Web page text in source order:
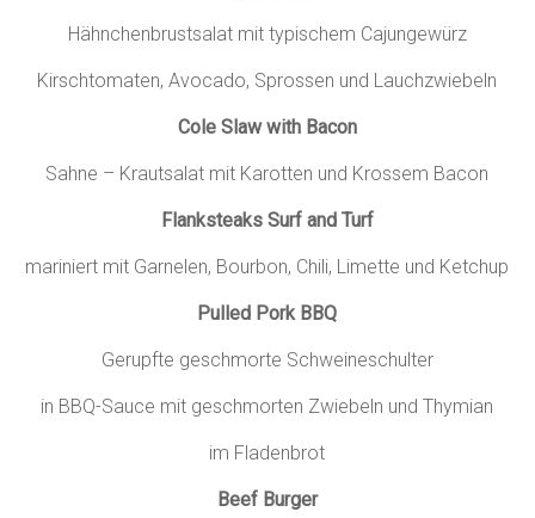
Hähnchenbrustsalat mit typischem Cajungewürz
Kirschtomaten, Avocado, Sprossen und Lauchzwiebeln
Cole Slaw with Bacon
Sahne – Krautsalat mit Karotten und Krossem Bacon
Flanksteaks Surf and Turf
mariniert mit Garnelen, Bourbon, Chili, Limette und Ketchup
Pulled Pork BBQ
Gerupfte geschmorte Schweineschulter
in BBQ-Sauce mit geschmorten Zwiebeln und Thymian
im Fladenbrot
Beef Burger